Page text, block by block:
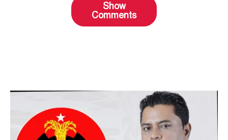
Show
Comments